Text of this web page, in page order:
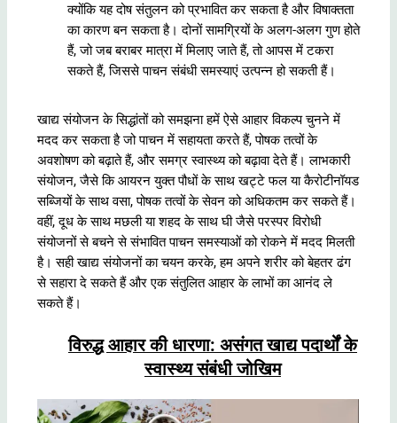
क्योंकि यह दोष संतुलन को प्रभावित कर सकता है और विषाक्तता
का कारण बन सकता है। दोनों सामग्रियों के अलग-अलग गुण होते
हैं, जो जब बराबर मात्रा में मिलाए जाते हैं, तो आपस में टकरा
सकते हैं, जिससे पाचन संबंधी समस्याएं उत्पन्न हो सकती हैं।
खाद्य संयोजन के सिद्धांतों को समझना हमें ऐसे आहार विकल्प चुनने में
मदद कर सकता है जो पाचन में सहायता करते हैं, पोषक तत्वों के
अवशोषण को बढ़ाते हैं, और समग्र स्वास्थ्य को बढ़ावा देते हैं। लाभकारी
संयोजन, जैसे कि आयरन युक्त पौधों के साथ खट्टे फल या कैरोटीनॉयड
सब्जियों के साथ वसा, पोषक तत्वों के सेवन को अधिकतम कर सकते हैं।
वहीं, दूध के साथ मछली या शहद के साथ घी जैसे परस्पर विरोधी
संयोजनों से बचने से संभावित पाचन समस्याओं को रोकने में मदद मिलती
है। सही खाद्य संयोजनों का चयन करके, हम अपने शरीर को बेहतर ढंग
से सहारा दे सकते हैं और एक संतुलित आहार के लाभों का आनंद ले
सकते हैं।
विरुद्ध आहार की धारणा: असंगत खाद्य पदार्थों के
स्वास्थ्य संबंधी जोखिम